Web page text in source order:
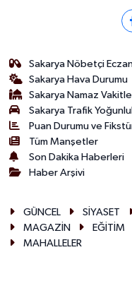
Sakarya Nöbetçi
Sakarya Hava Durumu
Sakarya Namaz
Sakarya Trafik
Puan Durumu ve
Tüm Manşetler
Son Dakika Haberleri
Haber Arşivi
GÜNCEL SİYASET
MAGAZİN
EĞİTİM
MAHALLELER